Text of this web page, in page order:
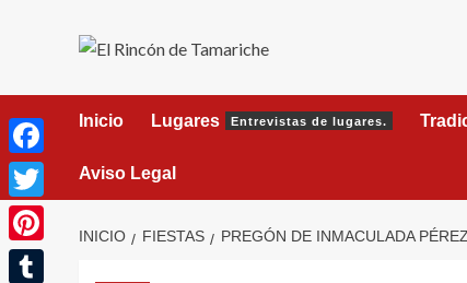
Inicio Lugares Entrevistas de lugares.
Aviso Legal
INICIO FIESTAS PREGÓN DE INMACULADA
Facebook
Twitter
Pinterest